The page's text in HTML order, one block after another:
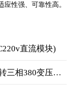
性强、可靠性高。
直流模块)
下一篇：单相转三相变压器，单相220转三相380变压器（厂家上新）